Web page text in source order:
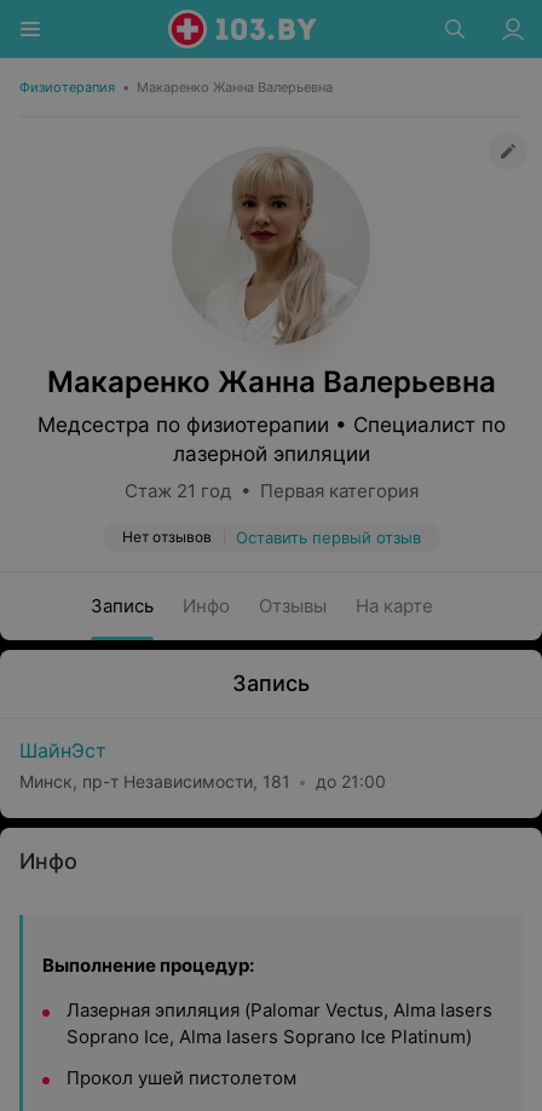
Физиотерапия • Макаренко Жанна Валерьевна
Макаренко Жанна Валерьевна
Медсестра по физиотерапии • Специалист по
лазерной эпиляции
Стаж 21 год • Первая категория
Нет отзывов Оставить первый отзыв
Запись Инфо Отзывы На карте
Запись
ШайнЭст
Минск, пр-т Независимости, 181 до 21:00
Инфо
Выполнение процедур:
Лазерная эпиляция (Palomar Vectus, Alma lasers
Soprano Ice, Alma lasers Soprano Ice Platinum)
Прокол ушей пистолетом